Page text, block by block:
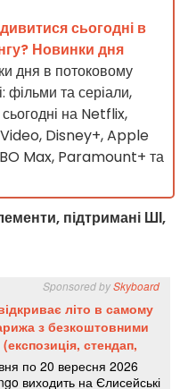
сьогодні в
Новинки дня
дня в потоковому
фільми та серіали,
на Netflix,
Disney+, Apple
Max, Paramount+ та
підтримані ШІ,